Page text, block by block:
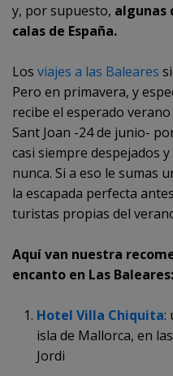
y, por supuesto, algunas
calas de España.
Los viajes a las Baleares
Pero en primavera, y
recibe el esperado
Sant Joan -24 de junio-
casi siempre despejados
nunca. Si a eso le sumas
la escapada perfecta
turistas propias del
Aquí van nuestra
encanto en Las Baleares:
Hotel Villa Chiquita:
isla de Mallorca, en
Jordi